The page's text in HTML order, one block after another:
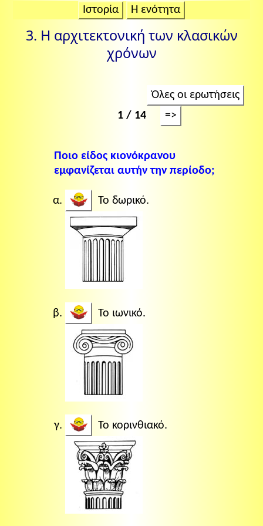
Ιστορία Η ενότητα
3. Η αρχιτεκτονική των κλασικών
χρόνων
Όλες οι ερωτήσεις
1 / 14
=>
Ποιο είδος κιονόκρανου
εμφανίζεται αυτήν την περίοδο;
Το δωρικό.
Το ιωνικό.
Το κορινθιακό.